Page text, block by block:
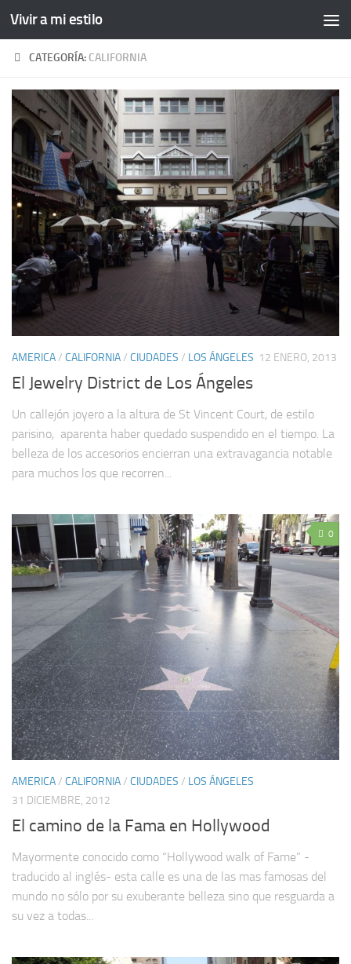
Vivir a mi estilo
CATEGORÍA: CALIFORNIA
AMERICA/ CALIFORNIA/ CIUDADES / LOS ÁNGELES 12 ENERO, 2013
El Jewelry District de Los Ángeles
Un callejón joyero a la altura de St Vincent Court, de estilo
parisino, aparenta haber quedado suspendido en el tiempo. La
belleza de los accesorios encierran una extravagancia notable
para muchos los que recorren...
0
AMERICA/ CALIFORNIA/ CIUDADES / LOS ÁNGELES
31 DICIEMBRE, 2012
El camino de la Fama en Hollywood
Mayormente conocido como “Hollywood walk of Fame” -
traducido al inglés- esta calle es una de las mas famosas del
mundo no sólo por su exuberante belleza sino que resguarda a
su vez a todas...